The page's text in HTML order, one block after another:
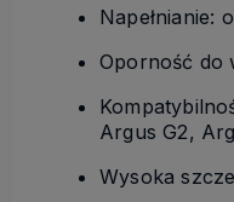
Napełnianie:
Oporność do
Argus G2,
Wysoka